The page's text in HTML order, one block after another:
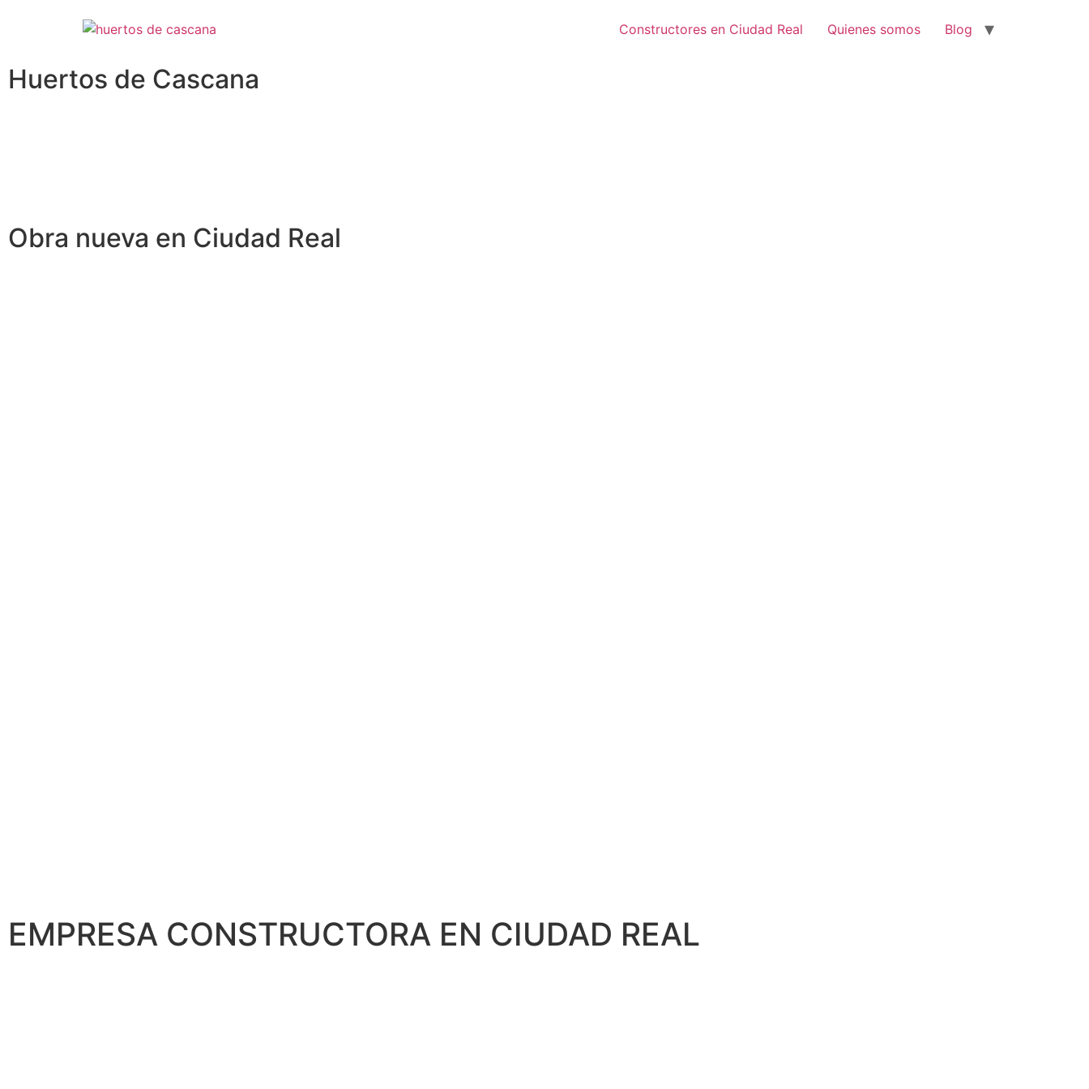
Constructores en Ciudad Real Quienes somos Blog
Huertos de Cascana
Obra nueva en Ciudad Real
EMPRESA CONSTRUCTORA EN CIUDAD REAL